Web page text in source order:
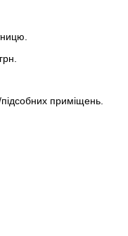
приміщень.